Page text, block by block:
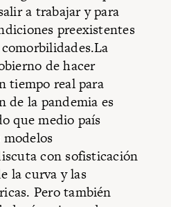
a trabajar y para
preexistentes
de hacer
tiempo real para
de la pandemia es
que medio país
con sofisticación
la curva y las
Pero también